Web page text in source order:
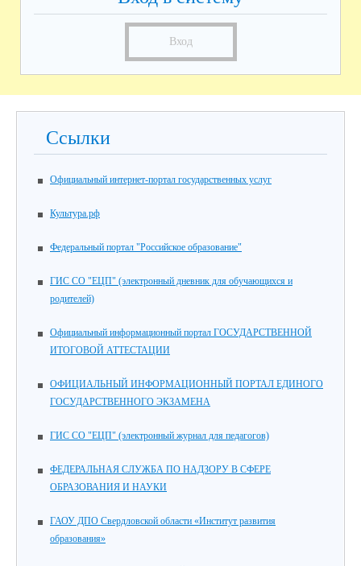
Вход
Ссылки
Официальный интернет-портал государственных услуг
Культура.рф
Федеральный портал "Российское образование"
ГИС СО "ЕЦП" (электронный дневник для обучающихся и
родителей)
Официальный информационный портал ГОСУДАРСТВЕННОЙ
ИТОГОВОЙ АТТЕСТАЦИИ
ОФИЦИАЛЬНЫЙ ИНФОРМАЦИОННЫЙ ПОРТАЛ ЕДИНОГО
ГОСУДАРСТВЕННОГО ЭКЗАМЕНА
ГИС СО "ЕЦП" (электронный журнал для педагогов)
ФЕДЕРАЛЬНАЯ СЛУЖБА ПО НАДЗОРУ В СФЕРЕ
ОБРАЗОВАНИЯ И НАУКИ
ГАОУ ДПО Свердловской области «Институт развития
образования»